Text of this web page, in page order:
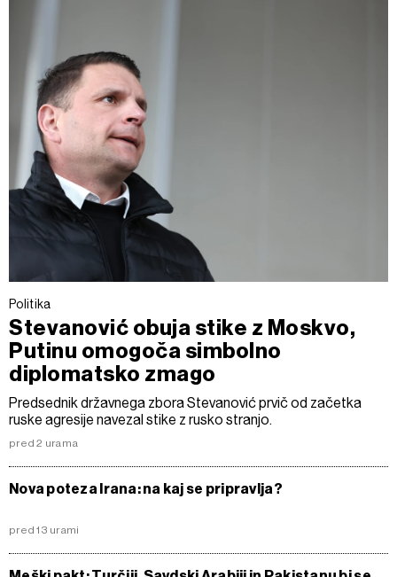
Politika
Stevanović obuja stike z Moskvo,
Putinu omogoča simbolno
diplomatsko zmago
Predsednik državnega zbora Stevanović prvič od začetka
ruske agresije navezal stike z rusko stranjo.
pred 2 urama
Nova poteza Irana: na kaj se pripravlja?
pred 13 urami